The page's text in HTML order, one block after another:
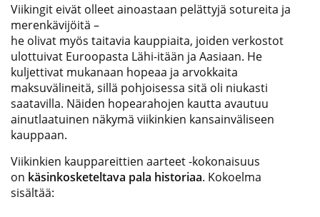
Viikingit eivät olleet ainoastaan pelättyjä sotureita ja
merenkävijöitä –
he olivat myös taitavia kauppiaita, joiden verkostot
ulottuivat Euroopasta Lähi-itään ja Aasiaan. He
kuljettivat mukanaan hopeaa ja arvokkaita
maksuvälineitä, sillä pohjoisessa sitä oli niukasti
saatavilla. Näiden hopearahojen kautta avautuu
ainutlaatuinen näkymä viikinkien kansainväliseen
kauppaan.
Viikinkien kauppareittien aarteet -kokonaisuus
on käsinkosketeltava pala historiaa. Kokoelma
sisältää: